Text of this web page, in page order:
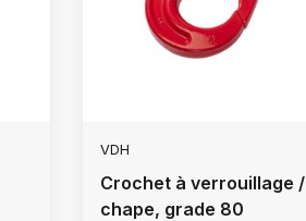
VDH
Crochet à verrouillage /
chape, grade 80